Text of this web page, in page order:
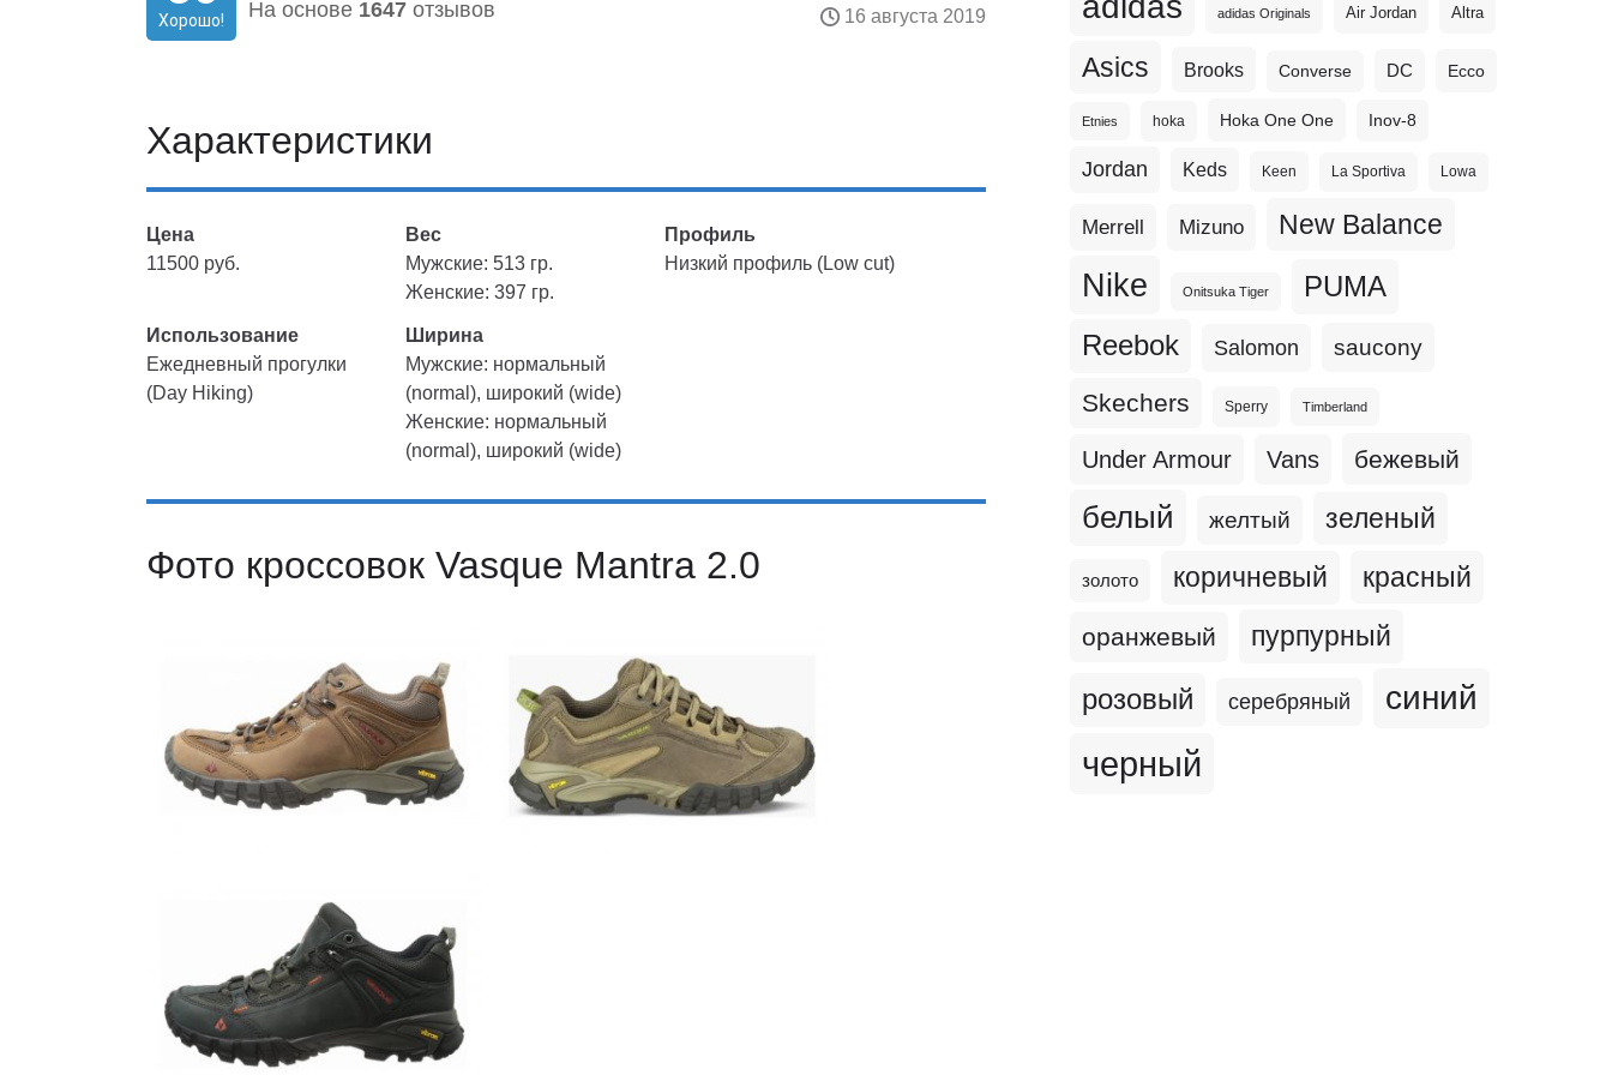
Хорошо! На основе 1647 отзывов 16 августа 2019
Характеристики
Цена
11500 руб.
Вес
Мужские: 513 гр.
Женские: 397 гр.
Профиль
Низкий профиль (Low cut)
Использование
Ежедневный прогулки
(Day Hiking)
Ширина
Мужские: нормальный
(normal), широкий (wide)
Женские: нормальный
(normal), широкий (wide)
Фото кроссовок Vasque Mantra 2.0
adidas Originals Air Jordan Altra
Asics Brooks Converse DC Ecco
Etnies hoka Hoka One One Inov-8
Jordan Keds Keen La Sportiva Lowa
Merrell Mizuno New Balance
Nike Onitsuka Tiger PUMA
Reebok Salomon saucony
Skechers Sperry Timberland
Under Armour Vans бежевый
белый желтый зеленый
золото коричневый красный
оранжевый пурпурный
розовый серебряный синий
черный